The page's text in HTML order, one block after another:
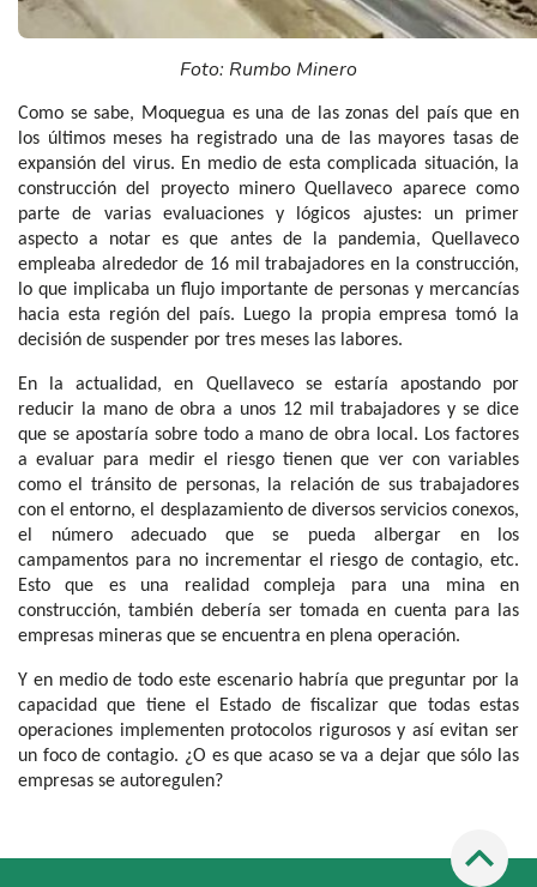
Foto: Rumbo Minero
Como se sabe, Moquegua es una de las zonas del país que en
los últimos meses ha registrado una de las mayores tasas de
expansión del virus. En medio de esta complicada situación, la
construcción del proyecto minero Quellaveco aparece como
parte de varias evaluaciones y lógicos ajustes: un primer
aspecto a notar es que antes de la pandemia, Quellaveco
empleaba alrededor de 16 mil trabajadores en la construcción,
lo que implicaba un flujo importante de personas y mercancías
hacia esta región del país. Luego la propia empresa tomó la
decisión de suspender por tres meses las labores.
En la actualidad, en Quellaveco se estaría apostando por
reducir la mano de obra a unos 12 mil trabajadores y se dice
que se apostaría sobre todo a mano de obra local. Los factores
a evaluar para medir el riesgo tienen que ver con variables
como el tránsito de personas, la relación de sus trabajadores
con el entorno, el desplazamiento de diversos servicios conexos,
el número adecuado que se pueda albergar en los
campamentos para no incrementar el riesgo de contagio, etc.
Esto que es una realidad compleja para una mina en
construcción, también debería ser tomada en cuenta para las
empresas mineras que se encuentra en plena operación.
Y en medio de todo este escenario habría que preguntar por la
capacidad que tiene el Estado de fiscalizar que todas estas
operaciones implementen protocolos rigurosos y así evitan ser
un foco de contagio. ¿O es que acaso se va a dejar que sólo las
empresas se autoregulen?